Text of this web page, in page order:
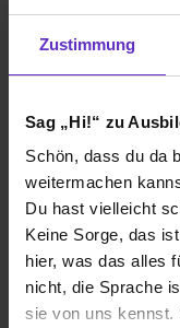
Zustimmung
Sag „Hi!“ zu
Schön, dass du da
weitermachen
Du hast vielleicht
Keine Sorge, das
hier, was das alles
nicht, die Sprache
sie von uns kennst.
Wie gefällt dir
Firma?
Ich bin mit der
zufrieden,
Entscheidung,
ist entspannt, das
und spannend,
hilfsbereit. Die